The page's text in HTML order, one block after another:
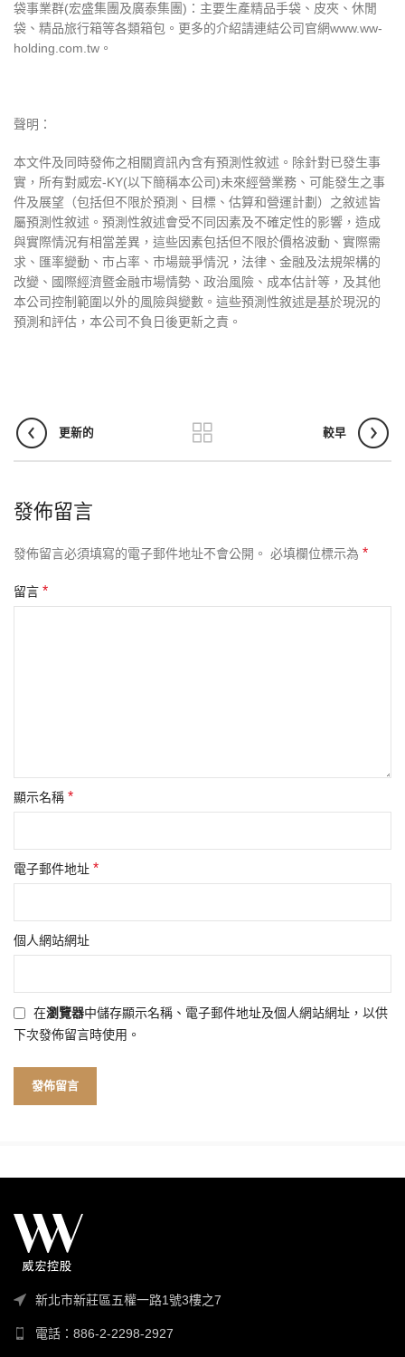
袋事業群(宏盛集團及廣泰集團)：主要生產精品手袋、皮夾、休閒
袋、精品旅行箱等各類箱包。更多的介紹請連結公司官網www.ww-
holding.com.tw。
聲明：
本文件及同時發佈之相關資訊內含有預測性敘述。除針對已發生事
實，所有對威宏-KY(以下簡稱本公司)未來經營業務、可能發生之事
件及展望（包括但不限於預測、目標、估算和營運計劃）之敘述皆
屬預測性敘述。預測性敘述會受不同因素及不確定性的影響，造成
與實際情況有相當差異，這些因素包括但不限於價格波動、實際需
求、匯率變動、市占率、市場競爭情況，法律、金融及法規架構的
改變、國際經濟暨金融市場情勢、政治風險、成本估計等，及其他
本公司控制範圍以外的風險與變數。這些預測性敘述是基於現況的
預測和評估，本公司不負日後更新之責。
更新的 較早
發佈留言
發佈留言必須填寫的電子郵件地址不會公開。 必填欄位標示為 *
留言 *
顯示名稱 *
電子郵件地址 *
個人網站網址
在瀏覽器中儲存顯示名稱、電子郵件地址及個人網站網址，以供
下次發佈留言時使用。
新北市新莊區五權一路1號3樓之7
電話：886-2-2298-2927